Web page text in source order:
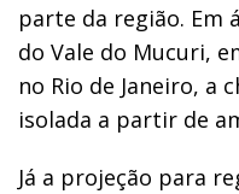
parte da região. Em
do Vale do Mucuri,
no Rio de Janeiro, a
isolada a partir de
Já a projeção para